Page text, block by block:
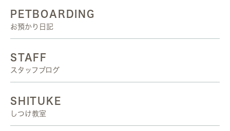
PETBOARDING
お預かり日記
STAFF
スタッフブログ
SHITUKE
しつけ教室